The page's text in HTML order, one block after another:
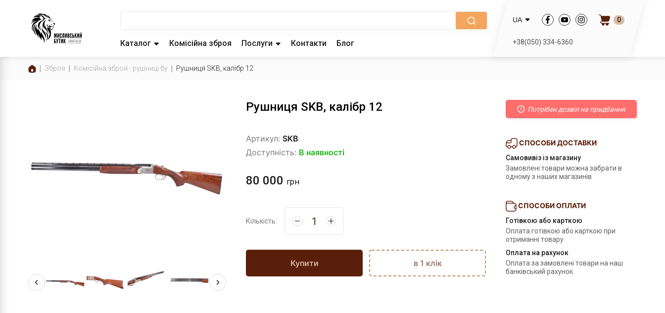
Каталог Комісійна зброя Послуги Контакти Блог
UA 0
+38(050) 334-6360
Зброя Комісійна зброя - рушниці бу Рушниця SKB, калібр 12
Рушниця SKB, калібр 12
Артикул: SKB
Доступність: В наявності
80 000 грн
Кількість:
Купити в 1 клік
Потрібен дозвіл на придбання
СПОСОБИ ДОСТАВКИ
Самовивіз із магазину
Замовлені товари можна забрати в
одному з наших магазинів
СПОСОБИ ОПЛАТИ
Готівкою або карткою
Оплата готівкою або карткою при
отриманні товару
Оплата на рахунок
Оплата за замовлені товари на наш
банківський рахунок